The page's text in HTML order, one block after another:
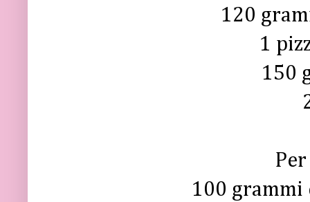
120
1
150
100 grammi